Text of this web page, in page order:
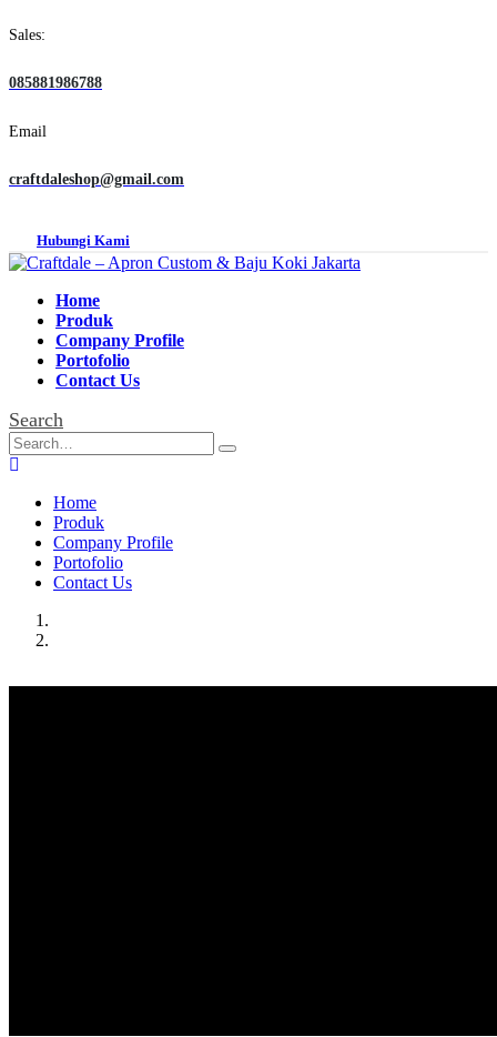
Sales:
085881986788
Email
craftdaleshop@gmail.com
Hubungi Kami
Home
Produk
Company Profile
Portofolio
Contact Us
Search
Home
Produk
Company Profile
Portofolio
Contact Us